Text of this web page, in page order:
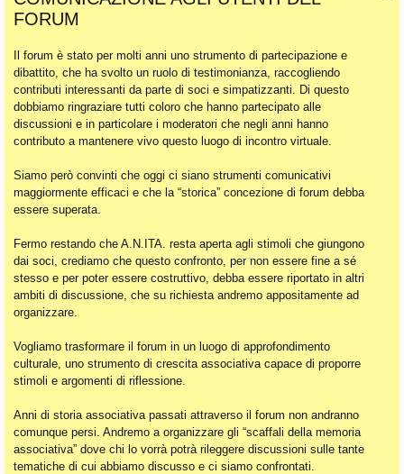
en
ti
Ra
pi
di
FORUM
Il forum è stato per molti anni uno strumento di partecipazione e
dibattito, che ha svolto un ruolo di testimonianza, raccogliendo
contributi interessanti da parte di soci e simpatizzanti. Di questo
dobbiamo ringraziare tutti coloro che hanno partecipato alle
discussioni e in particolare i moderatori che negli anni hanno
contributo a mantenere vivo questo luogo di incontro virtuale.
Siamo però convinti che oggi ci siano strumenti comunicativi
maggiormente efficaci e che la “storica” concezione di forum debba
essere superata.
Fermo restando che A.N.ITA. resta aperta agli stimoli che giungono
dai soci, crediamo che questo confronto, per non essere fine a sé
stesso e per poter essere costruttivo, debba essere riportato in altri
ambiti di discussione, che su richiesta andremo appositamente ad
organizzare.
Vogliamo trasformare il forum in un luogo di approfondimento
culturale, uno strumento di crescita associativa capace di proporre
stimoli e argomenti di riflessione.
Anni di storia associativa passati attraverso il forum non andranno
comunque persi. Andremo a organizzare gli “scaffali della memoria
associativa” dove chi lo vorrà potrà rileggere discussioni sulle tante
tematiche di cui abbiamo discusso e ci siamo confrontati.